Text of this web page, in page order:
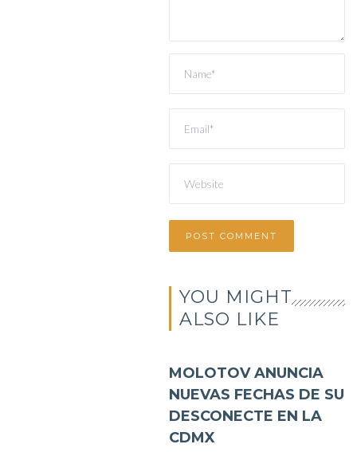
YOU MIGHT
ALSO LIKE
MOLOTOV ANUNCIA
NUEVAS FECHAS DE SU
DESCONECTE EN LA
CDMX